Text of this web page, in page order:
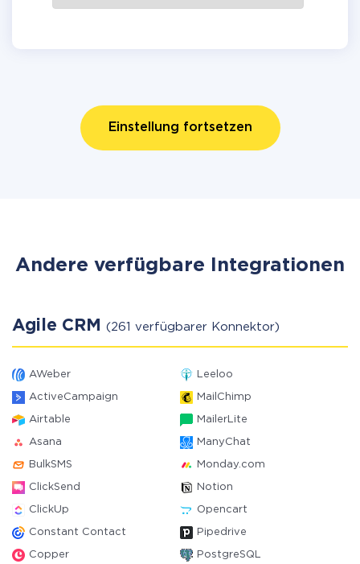
Einstellung fortsetzen
Andere verfügbare Integrationen
Agile CRM (261 verfügbarer Konnektor)
AWeber Leeloo
ActiveCampaign MailChimp
Airtable MailerLite
Asana ManyChat
BulkSMS Monday.com
ClickSend Notion
ClickUp Opencart
Constant Contact Pipedrive
Copper PostgreSQL